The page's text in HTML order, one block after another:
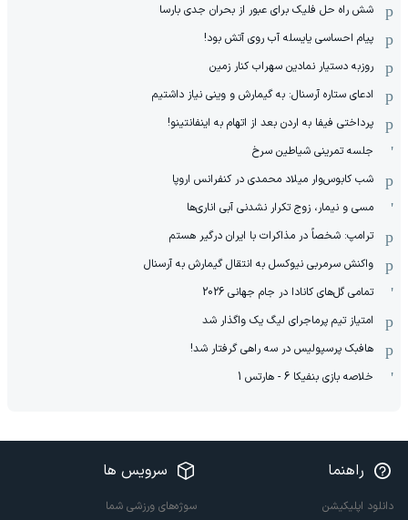
شش راه حل فلیک برای عبور از بحران جدی بارسا
پیام احساسی یایسله آب روی آتش بود!
روزبه دستیار نمادین سهراب کنار زمین
ادعای ستاره آرسنال: به گیمارش و وینی نیاز داشتیم
پرداختی فیفا به اردن بعد از اتهام به اینفانتینو!
جلسه تمرینی شیاطین سرخ
شب کابوس‌وار میلاد محمدی در کنفرانس اروپا
مسی و نیمار، زوج تکرار نشدنی آبی اناری‌ها
ترامپ: شخصاً در مذاکرات با ایران درگیر هستم
واکنش سرمربی نیوکسل به انتقال گیمارش به آرسنال
تمامی گل‌های کانادا در جام جهانی 2026
امتیاز تیم پرماجرای لیگ یک واگذار شد
هافبک پرسپولیس در سه راهی گرفتار شد!
خلاصه بازی بنفیکا 6 - هارتس 1
راهنما
دانلود اپلیکیشن
سرویس ها
سوژه‌های ورزشی شما